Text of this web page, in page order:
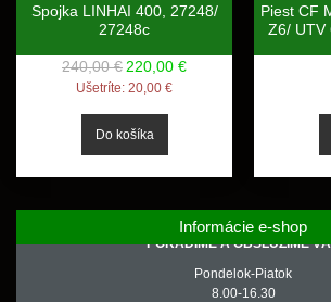
Spojka LINHAI 400, 27248/
27248c
240,00 € 220,00 €
Ušetríte: 20,00 €
Piest CF
Z6/ UTV
Informácie e-shop
PORADÍME A OBSLÚŽIME
Pondelok-Piatok
8.00-16.30